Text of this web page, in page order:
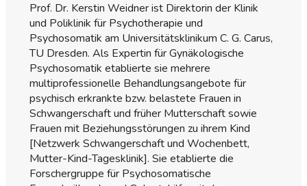
Prof. Dr. Kerstin Weidner ist Direktorin der Klinik
und Poliklinik für Psychotherapie und
Psychosomatik am Universitätsklinikum C. G. Carus,
TU Dresden. Als Expertin für Gynäkologische
Psychosomatik etablierte sie mehrere
multiprofessionelle Behandlungsangebote für
psychisch erkrankte bzw. belastete Frauen in
Schwangerschaft und früher Mutterschaft sowie
Frauen mit Beziehungsstörungen zu ihrem Kind
[Netzwerk Schwangerschaft und Wochenbett,
Mutter-Kind-Tagesklinik]. Sie etablierte die
Forschergruppe für Psychosomatische